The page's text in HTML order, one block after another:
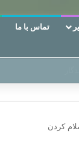
تماس با ما
کردن